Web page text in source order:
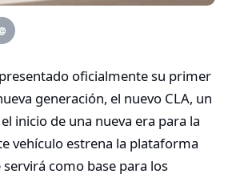
oficialmente su primer
generación, el nuevo CLA, un
inicio de una nueva era para la
vehículo estrena la plataforma
como base para los